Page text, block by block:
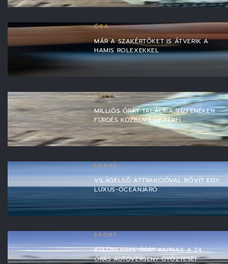
ÓRA
MÁR A SZAKÉRTŐKET IS ÁTVERIK A
HAMIS ROLEXEKKEL
ROLEX
MILLIÓS ÓRÁT TALÁLT A VÍZFENÉKEN
FÜRDÉS KÖZBEN EGY FÉRFI
LUXUS
VILÁGELSŐ ATTRAKCIÓVAL BŐVÍT EGY
LUXUS-ÓCEÁNJÁRÓ
SPORT
KÜLÖNLEGES ÓRÁT KAPNAK A 24
ÓRÁS AUTÓVERSENY GYŐZTESEI